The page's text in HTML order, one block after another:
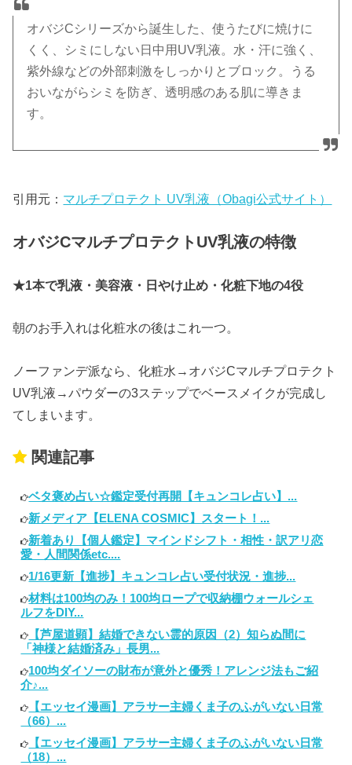
オバジCシリーズから誕生した、使うたびに焼けに
くく、シミにしない日中用UV乳液。水・汗に強く、
紫外線などの外部刺激をしっかりとブロック。うる
おいながらシミを防ぎ、透明感のある肌に導きま
す。
引用元： マルチプロテクト UV乳液（Obagi公式サイト）
オバジCマルチプロテクトUV乳液の特徴
★1本で乳液・美容液・日やけ止め・化粧下地の4役
朝のお手入れは化粧水の後はこれ一つ。
ノーファンデ派なら、化粧水→オバジCマルチプロテクト
UV乳液→パウダーの3ステップでベースメイクが完成し
てしまいます。
関連記事
ベタ褒め占い☆鑑定受付再開【キュンコレ占い】...
新メディア【ELENA COSMIC】スタート！...
新着あり【個人鑑定】マインドシフト・相性・訳アリ恋
愛・人間関係etc....
1/16更新【進捗】キュンコレ占い受付状況・進捗...
材料は100均のみ！100均ロープで収納棚ウォールシェ
ルフをDIY...
【芦屋道顕】結婚できない霊的原因（2）知らぬ間に
「神様と結婚済み」長男...
100均ダイソーの財布が意外と優秀！アレンジ法もご紹
介♪...
【エッセイ漫画】アラサー主婦くま子のふがいない日常
（66）...
【エッセイ漫画】アラサー主婦くま子のふがいない日常
（18）...